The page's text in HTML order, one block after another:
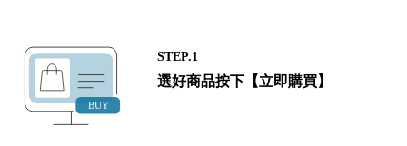
STEP.1
選好商品按下【立即購買】